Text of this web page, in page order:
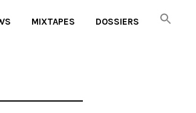
MIXTAPES DOSSIERS